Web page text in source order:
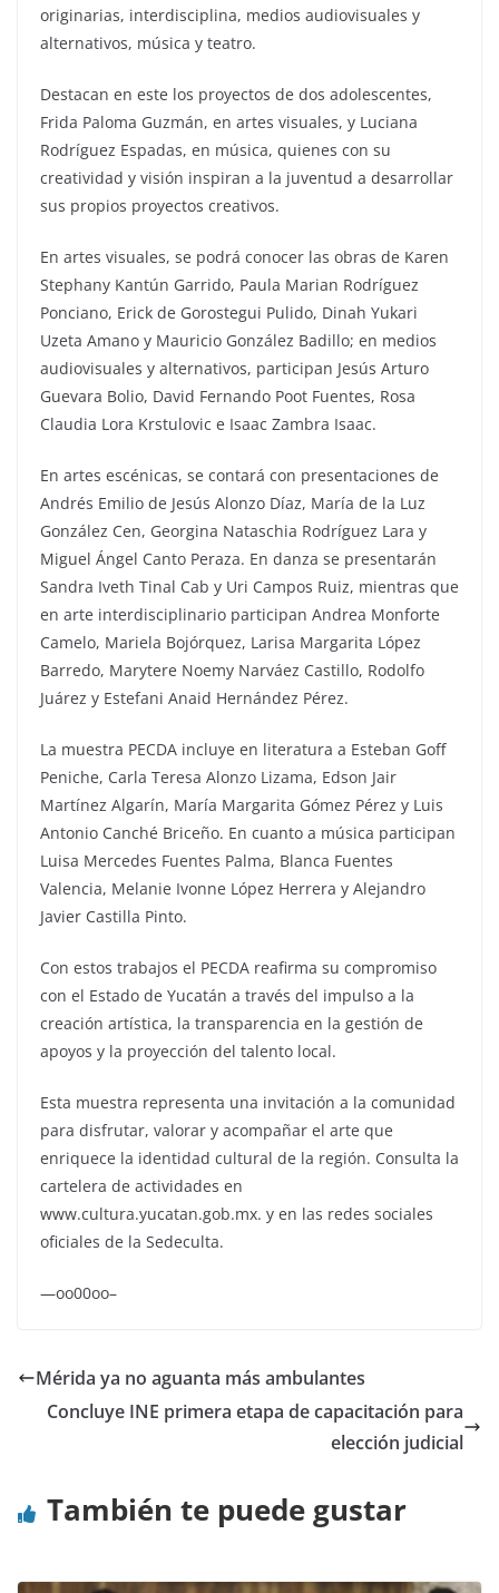
originarias, interdisciplina, medios audiovisuales y
alternativos, música y teatro.
Destacan en este los proyectos de dos adolescentes,
Frida Paloma Guzmán, en artes visuales, y Luciana
Rodríguez Espadas, en música, quienes con su
creatividad y visión inspiran a la juventud a desarrollar
sus propios proyectos creativos.
En artes visuales, se podrá conocer las obras de Karen
Stephany Kantún Garrido, Paula Marian Rodríguez
Ponciano, Erick de Gorostegui Pulido, Dinah Yukari
Uzeta Amano y Mauricio González Badillo; en medios
audiovisuales y alternativos, participan Jesús Arturo
Guevara Bolio, David Fernando Poot Fuentes, Rosa
Claudia Lora Krstulovic e Isaac Zambra Isaac.
En artes escénicas, se contará con presentaciones de
Andrés Emilio de Jesús Alonzo Díaz, María de la Luz
González Cen, Georgina Nataschia Rodríguez Lara y
Miguel Ángel Canto Peraza. En danza se presentarán
Sandra Iveth Tinal Cab y Uri Campos Ruiz, mientras que
en arte interdisciplinario participan Andrea Monforte
Camelo, Mariela Bojórquez, Larisa Margarita López
Barredo, Marytere Noemy Narváez Castillo, Rodolfo
Juárez y Estefani Anaid Hernández Pérez.
La muestra PECDA incluye en literatura a Esteban Goff
Peniche, Carla Teresa Alonzo Lizama, Edson Jair
Martínez Algarín, María Margarita Gómez Pérez y Luis
Antonio Canché Briceño. En cuanto a música participan
Luisa Mercedes Fuentes Palma, Blanca Fuentes
Valencia, Melanie Ivonne López Herrera y Alejandro
Javier Castilla Pinto.
Con estos trabajos el PECDA reafirma su compromiso
con el Estado de Yucatán a través del impulso a la
creación artística, la transparencia en la gestión de
apoyos y la proyección del talento local.
Esta muestra representa una invitación a la comunidad
para disfrutar, valorar y acompañar el arte que
enriquece la identidad cultural de la región. Consulta la
cartelera de actividades en
www.cultura.yucatan.gob.mx. y en las redes sociales
oficiales de la Sedeculta.
—oo00oo–
Mérida ya no aguanta más ambulantes
Concluye INE primera etapa de capacitación para
elección judicial
También te puede gustar